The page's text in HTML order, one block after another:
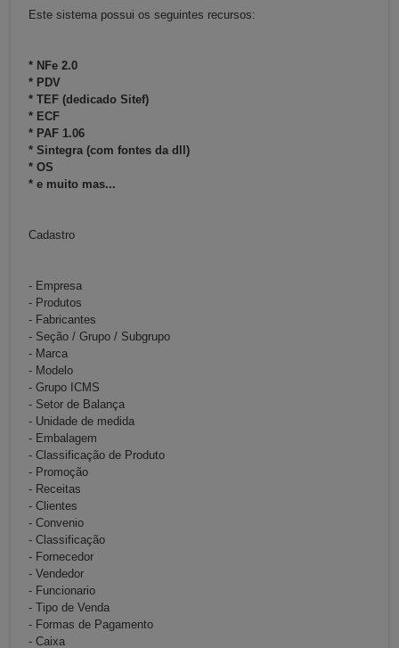
Este sistema possui os seguintes recursos:
* NFe 2.0
* PDV
* TEF (dedicado Sitef)
* ECF
* PAF 1.06
* Sintegra (com fontes da dll)
* OS
* e muito mas...
Cadastro
- Empresa
- Produtos
- Fabricantes
- Seção / Grupo / Subgrupo
- Marca
- Modelo
- Grupo ICMS
- Setor de Balança
- Unidade de medida
- Embalagem
- Classificação de Produto
- Promoção
- Receitas
- Clientes
- Convenio
- Classificação
- Fornecedor
- Vendedor
- Funcionario
- Tipo de Venda
- Formas de Pagamento
- Caixa